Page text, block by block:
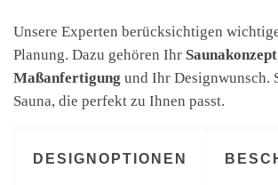
Unsere Experten berücksichtigen
Planung. Dazu gehören Ihr Saunakonzept
Maßanfertigung und Ihr Designwunsch.
Sauna, die perfekt zu Ihnen passt.
DESIGNOPTIONEN